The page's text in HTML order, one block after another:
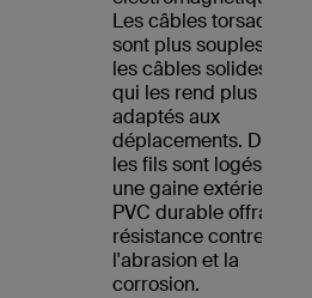
Les câbles torsadés
sont plus souples que
les câbles solides, ce
qui les rend plus
adaptés aux
déplacements. De plus,
les fils sont logés dans
une gaine extérieure en
PVC durable offrant une
résistance contre
l'abrasion et la
corrosion.